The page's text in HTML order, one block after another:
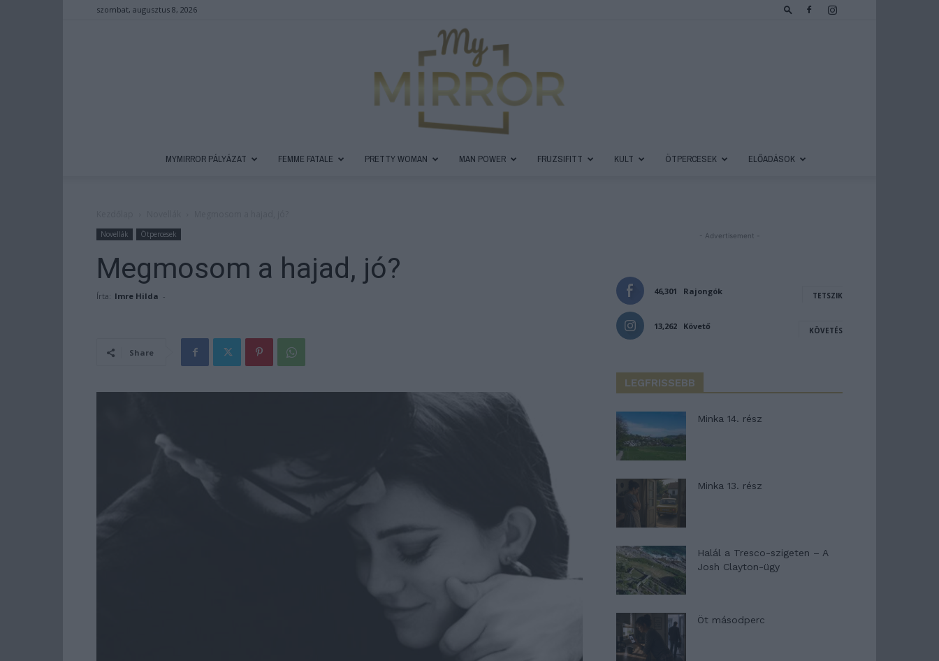
szombat, augusztus 8, 2026
MYMIRROR PÁLYÁZAT FEMME FATALE PRETTY WOMAN MAN POWER FRUZSIFITT KULT ÖTPERCESEK ELŐADÁSOK
Novellák Ötpercesek
Megmosom a hajad, jó?
Írta: Imre Hilda -
Share
- Advertisement -
46,301 Rajongók TETSZIK
13,262 Követő KÖVETÉS
LEGFRISSEBB
Minka 14. rész
Minka 13. rész
Halál a Tresco-szigeten – A
Josh Clayton-ügy
Öt másodperc